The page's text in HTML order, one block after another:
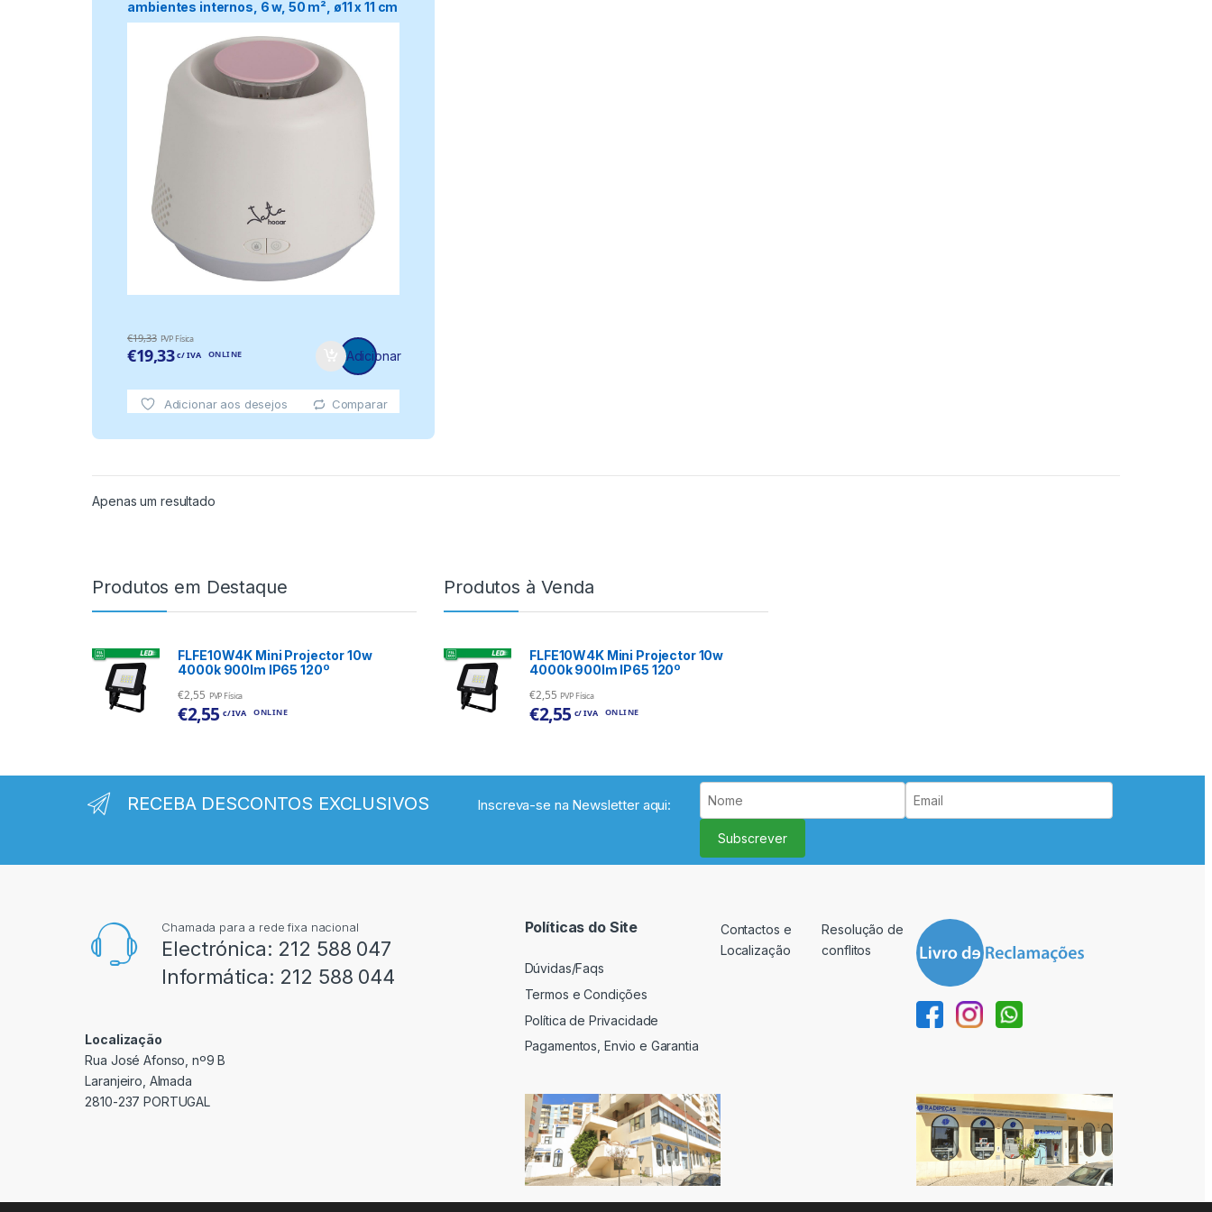
ambientes internos, 6 w, 50 m², ø11 x 11 cm
€19,33 PVP Física
€19,33 c/ IVA ONLINE Adicionar
Adicionar aos desejos Comparar
Apenas um resultado
Produtos em Destaque
FLFE10W4K Mini Projector 10w
4000k 900lm IP65 120º
€2,55 PVP Física
€2,55 c/ IVA ONLINE
Produtos à Venda
FLFE10W4K Mini Projector 10w
4000k 900lm IP65 120º
€2,55 PVP Física
€2,55 c/ IVA ONLINE
RECEBA DESCONTOS EXCLUSIVOS Inscreva-se na Newsletter aqui:
Subscrever
Chamada para a rede fixa nacional
Electrónica: 212 588 047
Informática: 212 588 044
Localização
Rua José Afonso, nº9 B
Laranjeiro, Almada
2810-237 PORTUGAL
Políticas do Site
Dúvidas/Faqs
Termos e Condições
Política de Privacidade
Pagamentos, Envio e Garantia
Contactos e
Localização
Resolução de
conflitos